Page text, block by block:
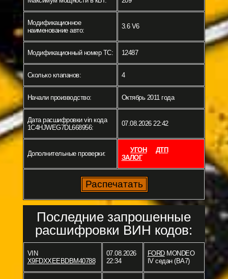
Модификационное
наименование авто:
3.6 V6
Модификационный номер ТС: 12487
Сколько клапанов: 4
Начали производство: Октябрь 2011 года
Дата расшифровки vin кода
1C4HJWEG7DL668956:
07.08.2026 22:42
Дополнительные проверки: УГОН
ДТП
ЗАЛОГ
Последние запрошенные
расшифровки ВИН кодов:
VIN
X9FDXXEEBDBM40788
07.08.2026
22:34
FORDMONDEO
IV седан (BA7)